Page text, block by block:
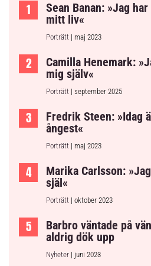
Sean Banan: »Jag
mitt liv«
Porträtt | maj 2023
Camilla Henemark:
mig själv«
Porträtt | september 2025
Fredrik Steen: »Idag
ångest«
Porträtt | maj 2023
Marika Carlsson:
själ«
Porträtt | oktober 2023
Barbro väntade på
aldrig dök upp
Nyheter | juni 2023